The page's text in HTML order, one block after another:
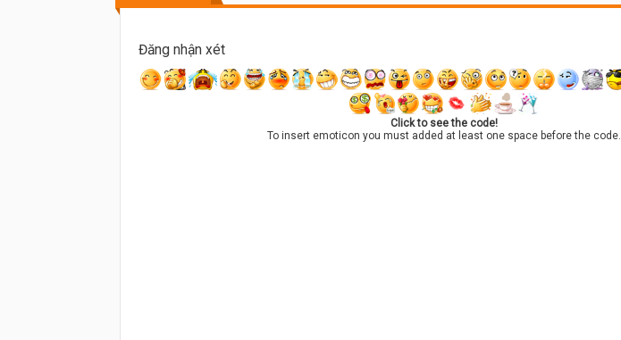
Đăng nhận xét
Click to see the code!
To insert emoticon you must added at least one space before the code.